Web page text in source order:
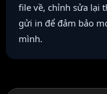
file về, chỉnh sửa lại
gửi in để đảm bảo
mình.